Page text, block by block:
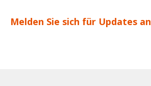
Melden Sie sich für Updates an